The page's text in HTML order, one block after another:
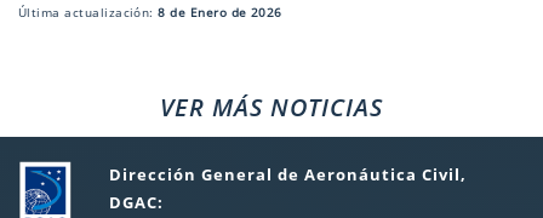
Última actualización:8 de Enero de 2026
VER MÁS NOTICIAS
Dirección General de Aeronáutica Civil,
DGAC: